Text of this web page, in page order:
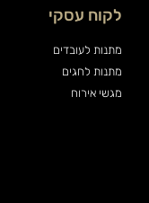
לקוח עסקי
מתנות לעובדים
מתנות לחגים
מגשי אירוח